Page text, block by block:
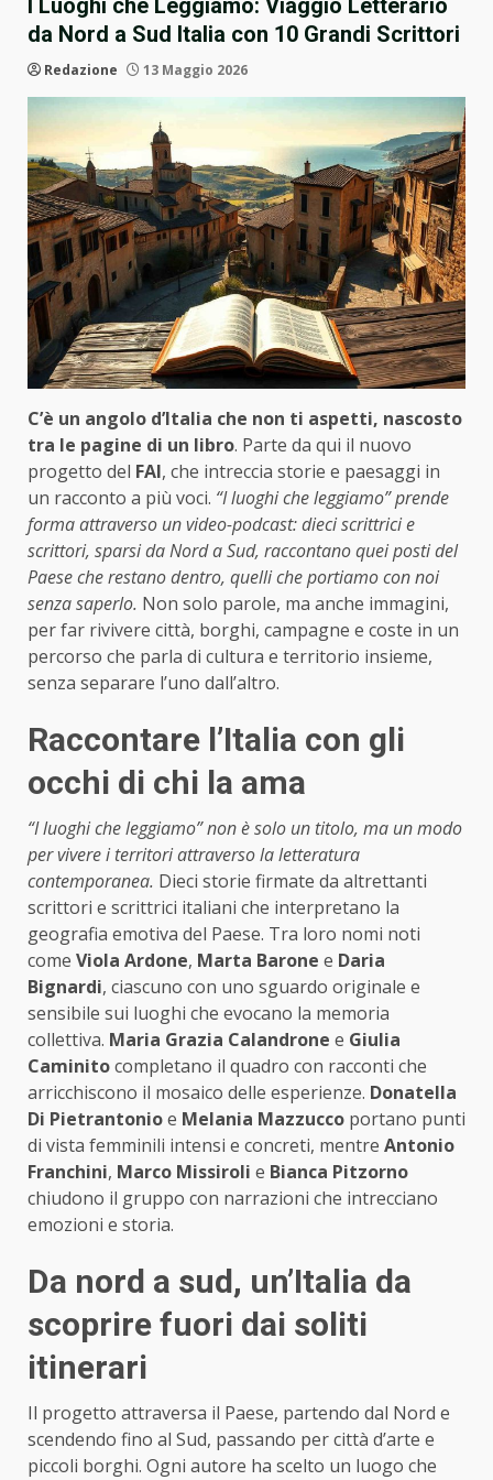
I Luoghi che Leggiamo: Viaggio Letterario
da Nord a Sud Italia con 10 Grandi Scrittori
Redazione 13 Maggio 2026
C’è un angolo d’Italia che non ti aspetti, nascosto
tra le pagine di un libro. Parte da qui il nuovo
progetto del FAI, che intreccia storie e paesaggi in
un racconto a più voci. “I luoghi che leggiamo” prende
forma attraverso un video-podcast: dieci scrittrici e
scrittori, sparsi da Nord a Sud, raccontano quei posti del
Paese che restano dentro, quelli che portiamo con noi
senza saperlo. Non solo parole, ma anche immagini,
per far rivivere città, borghi, campagne e coste in un
percorso che parla di cultura e territorio insieme,
senza separare l’uno dall’altro.
Raccontare l’Italia con gli
occhi di chi la ama
“I luoghi che leggiamo” non è solo un titolo, ma un modo
per vivere i territori attraverso la letteratura
contemporanea. Dieci storie firmate da altrettanti
scrittori e scrittrici italiani che interpretano la
geografia emotiva del Paese. Tra loro nomi noti
come Viola Ardone, Marta Barone e Daria
Bignardi, ciascuno con uno sguardo originale e
sensibile sui luoghi che evocano la memoria
collettiva. Maria Grazia Calandrone e Giulia
Caminitocompletano il quadro con racconti che
arricchiscono il mosaico delle esperienze. Donatella
Di Pietrantonioe Melania Mazzucco portano punti
di vista femminili intensi e concreti, mentre Antonio
Franchini, Marco Missiroli e Bianca Pitzorno
chiudono il gruppo con narrazioni che intrecciano
emozioni e storia.
Da nord a sud, un’Italia da
scoprire fuori dai soliti
itinerari
Il progetto attraversa il Paese, partendo dal Nord e
scendendo fino al Sud, passando per città d’arte e
piccoli borghi. Ogni autore ha scelto un luogo che